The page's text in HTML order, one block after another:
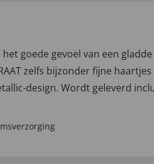
goede gevoel van een
zelfs bijzonder fijne
design. Wordt geleverd